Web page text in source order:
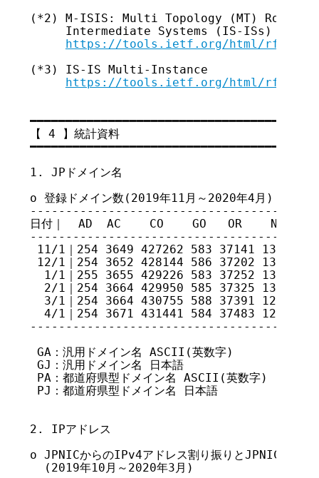
(*2) M-ISIS: Multi Topology (MT)
     Intermediate Systems (IS-ISs)
https://tools.ietf.org/html/rfc5120
(*3) IS-IS Multi-Instance
https://tools.ietf.org/html/rfc8202
━━━━━━━━━━━━━━━━━━━━━━━━━━━━━━━━━━━
【 4 】統計資料
━━━━━━━━━━━━━━━━━━━━━━━━━━━━━━━━━━━
1. JPドメイン名
o 登録ドメイン数(2019年11月～2020年4月)
日付｜  AD  AC    CO    GO   OR    NE
11/1｜254 3649 427262 583 37141 13124
12/1｜254 3652 428144 586 37202 13094
1/1｜255 3655 429226 583 37252 13048
2/1｜254 3664 429950 585 37325 13011
3/1｜254 3664 430755 588 37391 12996
4/1｜254 3671 431441 584 37483 12973
GA：汎用ドメイン名 ASCII(英数字)
GJ：汎用ドメイン名 日本語
PA：都道府県型ドメイン名 ASCII(英数字)
PJ：都道府県型ドメイン名 日本語
2. IPアドレス
o JPNICからのIPv4アドレス割り振りとJPNICへの
  (2019年10月～2020年3月)